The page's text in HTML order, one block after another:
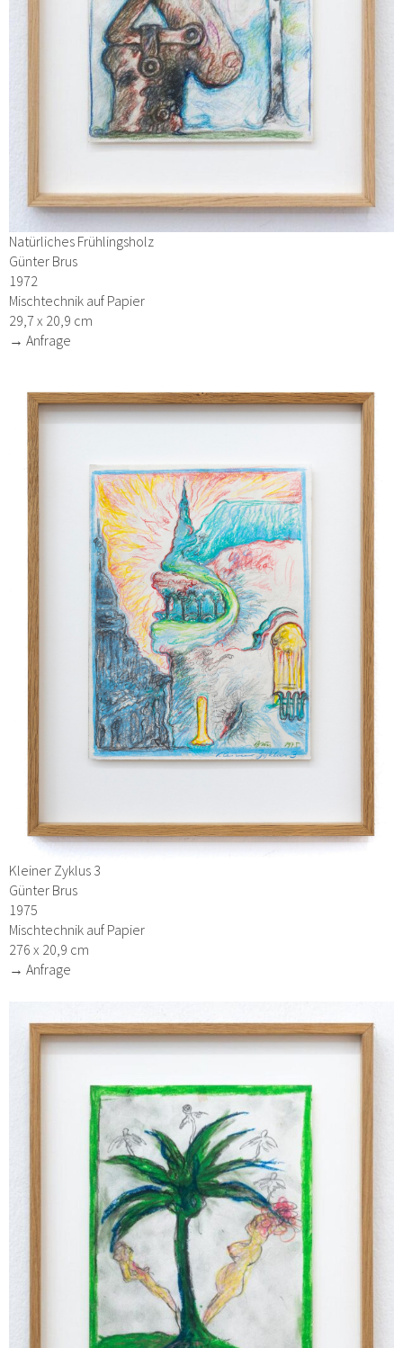
Natürliches Frühlingsholz
Günter Brus
1972
Mischtechnik auf Papier
29,7 x 20,9 cm
→ Anfrage
Kleiner Zyklus 3
Günter Brus
1975
Mischtechnik auf Papier
276 x 20,9 cm
→ Anfrage